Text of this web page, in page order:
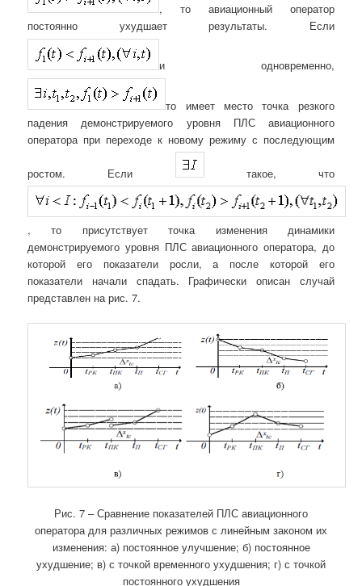
, то авиационный оператор
постоянно ухудшает результаты. Если
и одновременно,
то имеет место точка резкого
падения демонстрируемого уровня ПЛС авиационного
оператора при переходе к новому режиму с последующим
ростом. Если такое, что
, то присутствует точка изменения динамики
демонстрируемого уровня ПЛС авиационного оператора, до
которой его показатели росли, а после которой его
показатели начали спадать. Графически описан случай
представлен на рис. 7.
Рис. 7 – Сравнение показателей ПЛС авиационного
оператора для различных режимов с линейным законом их
изменения: а) постоянное улучшение; б) постоянное
ухудшение; в) с точкой временного ухудшения; г) с точкой
постоянного ухудшения